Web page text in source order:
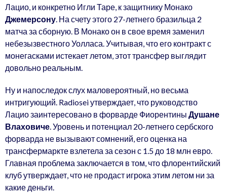
Лацио, и конкретно Игли Таре, к защитнику Монако
Джемерсону. На счету этого 27-летнего бразильца 2
матча за сборную. В Монако он в свое время заменил
небезызвестного Уолласа. Учитывая, что его контракт с
монегасками истекает летом, этот трансфер выглядит
довольно реальным.
Ну и напоследок слух маловероятный, но весьма
интригующий. Radiosei утверждает, что руководство
Лацио заинтересовано в форварде Фиорентины Душане
Влаховиче. Уровень и потенциал 20-летнего сербского
форварда не вызывают сомнений, его оценка на
трансфермаркте взлетела за сезон с 1.5 до 18 млн евро.
Главная проблема заключается в том, что флорентийский
клуб утверждает, что не продаст игрока этим летом ни за
какие деньги.